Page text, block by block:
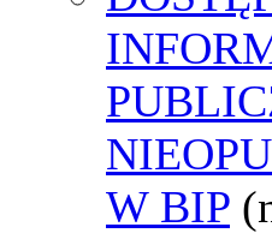
W BIP